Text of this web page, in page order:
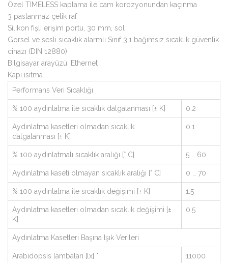
Özel TIMELESS kaplama ile cam korozyonundan kaçınma
3 paslanmaz çelik raf
Silikon fişli erişim portu, 30 mm, sol
Görsel ve sesli sıcaklık alarmlı Sınıf 3.1 bağımsız sıcaklık güvenlik
cihazı (DIN 12880)
Bilgisayar arayüzü: Ethernet
Kapı ısıtma
Performans Veri Sıcaklığı
% 100 aydınlatma ile sıcaklık dalgalanması [± K] 0.2
Aydınlatma kasetleri olmadan sıcaklık
dalgalanması [± K]
0.1
% 100 aydınlatmalı sıcaklık aralığı [° C] 5 … 60
Aydınlatma kaseti olmayan sıcaklık aralığı [° C] 0 … 70
% 100 aydınlatma ile sıcaklık değişimi [± K] 1.5
Aydınlatma kasetleri olmadan sıcaklık değişimi [±
K]
0.5
Aydınlatma Kasetleri Başına Işık Verileri
Arabidopsis lambaları [lx] * 11000